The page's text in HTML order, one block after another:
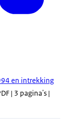
en intrekking
| 3 pagina's |